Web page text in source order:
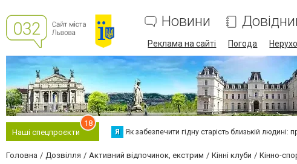
Новини
Реклама на сайті Погода
Наші спецпроєкти
18
Я Як забезпечити гідну старість близькій людині:
Головна Дозвілля Активний відпочинок, екстрим Кінні клуби Кінно-